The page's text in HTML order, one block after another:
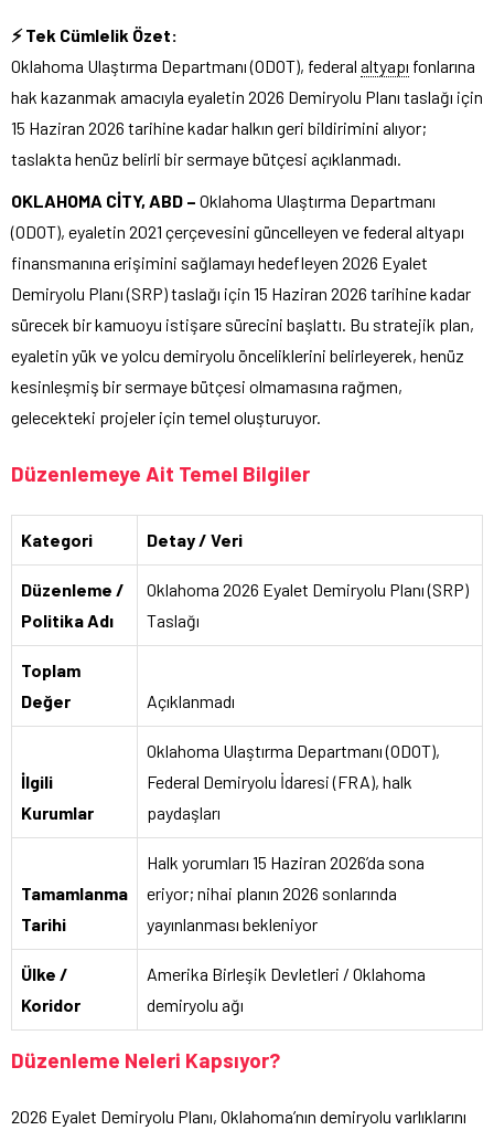
⚡ Tek Cümlelik Özet:
Oklahoma Ulaştırma Departmanı (ODOT), federal altyapı fonlarına
hak kazanmak amacıyla eyaletin 2026 Demiryolu Planı taslağı için
15 Haziran 2026 tarihine kadar halkın geri bildirimini alıyor;
taslakta henüz belirli bir sermaye bütçesi açıklanmadı.
OKLAHOMA CİTY, ABD – Oklahoma Ulaştırma Departmanı
(ODOT), eyaletin 2021 çerçevesini güncelleyen ve federal altyapı
finansmanına erişimini sağlamayı hedefleyen 2026 Eyalet
Demiryolu Planı (SRP) taslağı için 15 Haziran 2026 tarihine kadar
sürecek bir kamuoyu istişare sürecini başlattı. Bu stratejik plan,
eyaletin yük ve yolcu demiryolu önceliklerini belirleyerek, henüz
kesinleşmiş bir sermaye bütçesi olmamasına rağmen,
gelecekteki projeler için temel oluşturuyor.
Düzenlemeye Ait Temel Bilgiler
Kategori Detay / Veri
Düzenleme /
Politika Adı
Oklahoma 2026 Eyalet Demiryolu Planı (SRP)
Taslağı
Toplam
Değer
Açıklanmadı
İlgili
Kurumlar
Oklahoma Ulaştırma Departmanı (ODOT),
Federal Demiryolu İdaresi (FRA), halk
paydaşları
Tamamlanma
Tarihi
Halk yorumları 15 Haziran 2026’da sona
eriyor; nihai planın 2026 sonlarında
yayınlanması bekleniyor
Ülke /
Koridor
Amerika Birleşik Devletleri / Oklahoma
demiryolu ağı
Düzenleme Neleri Kapsıyor?
2026 Eyalet Demiryolu Planı, Oklahoma’nın demiryolu varlıklarını